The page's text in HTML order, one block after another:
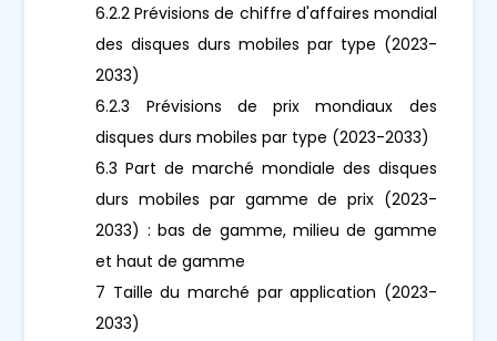
6.2.2 Prévisions de chiffre d'affaires mondial
des disques durs mobiles par type (2023-
2033)
6.2.3 Prévisions de prix mondiaux des
disques durs mobiles par type (2023-2033)
6.3 Part de marché mondiale des disques
durs mobiles par gamme de prix (2023-
2033) : bas de gamme, milieu de gamme
et haut de gamme
7 Taille du marché par application (2023-
2033)